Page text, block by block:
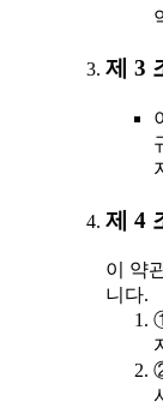
제 3
제 4
이 약
니다.